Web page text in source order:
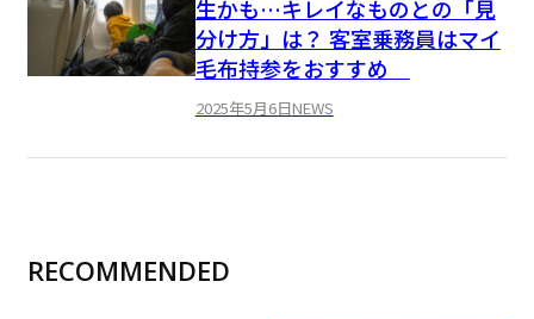
生かも…キレイなものとの「見
分け方」は？ 客室乗務員はマイ
毛布持参をおすすめ
2025年5月6日NEWS
RECOMMENDED